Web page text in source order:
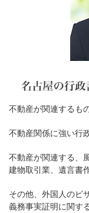
不動産が関連するも
不動産関係に強い行
不動産が関連する、
建物取引業、遺言書
その他、外国人のビ
義務事実証明に関す